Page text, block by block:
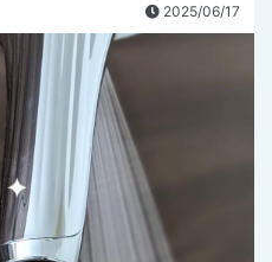
2025/06/17